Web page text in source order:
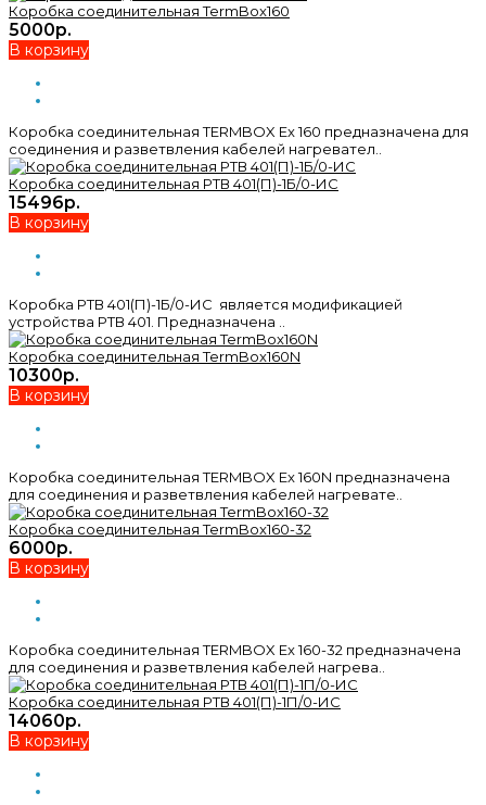
Коробка соединительная TermBox160
5000р.
В корзину
Коробка соединительная TERMBOX Ex 160 предназначена для
соединения и разветвления кабелей нагревател..
Коробка соединительная РТВ 401(П)-1Б/0-ИС
15496р.
В корзину
Коробка РТВ 401(П)-1Б/0-ИС является модификацией
устройства РТВ 401. Предназначена ..
Коробка соединительная TermBox160N
10300р.
В корзину
Коробка соединительная TERMBOX Ex 160N предназначена
для соединения и разветвления кабелей нагревате..
Коробка соединительная TermBox160-32
6000р.
В корзину
Коробка соединительная TERMBOX Ex 160-32 предназначена
для соединения и разветвления кабелей нагрева..
Коробка соединительная РТВ 401(П)-1П/0-ИС
14060р.
В корзину